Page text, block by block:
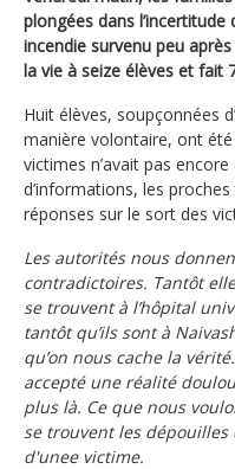
plongées dans
incendie survenu peu
la vie à seize élèves et fait
Huit élèves, soupçonnées
manière volontaire, ont été
victimes n’avait pas
d’informations, les
réponses sur le sort des
Les autorités nous
contradictoires. Tantôt
se trouvent à l’hôpital
tantôt qu’ils sont à
qu’on nous cache la
accepté une réalité
plus là. Ce que nous
se trouvent les
d'unee victime.